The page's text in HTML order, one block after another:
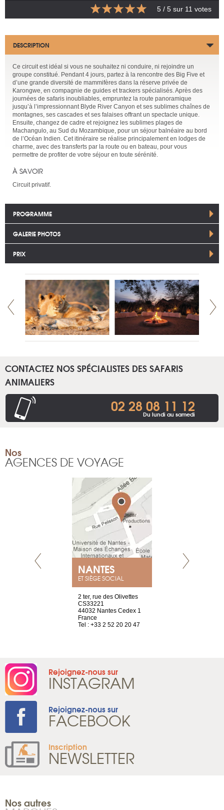
5 / 5 sur 11 votes
DESCRIPTION
Ce circuit est idéal si vous ne souhaitez ni conduire, ni rejoindre un
groupe constitué. Pendant 4 jours, partez à la rencontre des Big Five et
d’une grande diversité de mammifères dans la réserve privée de
Karongwe, en compagnie de guides et trackers spécialisés. Après des
journées de safaris inoubliables, empruntez la route panoramique
jusqu’à l’impressionnant Blyde River Canyon et ses sublimes chaînes de
montagnes, ses cascades et ses falaises offrant un spectacle unique.
Ensuite, changez de cadre et rejoignez les sublimes plages de
Machangulo, au Sud du Mozambique, pour un séjour balnéaire au bord
de l’Océan Indien. Cet itinéraire se réalise principalement en lodges de
charme, avec des transferts par la route ou en bateau, pour vous
permettre de profiter de votre séjour en toute sérénité.
À SAVOIR
Circuit privatif.
PROGRAMME
GALERIE PHOTOS
PRIX
CONTACTEZ NOS SPÉCIALISTES DES SAFARIS
ANIMALIERS
02 28 08 11 12
Du lundi au samedi
Nos
AGENCES DE VOYAGE
NANTES
ET SIÈGE SOCIAL
2 ter, rue des Olivettes
CS33221
44032 Nantes Cedex 1
France
Tel : +33 2 52 20 20 47
Rejoignez-nous sur
INSTAGRAM
Rejoignez-nous sur
FACEBOOK
Inscription
NEWSLETTER
Nos autres